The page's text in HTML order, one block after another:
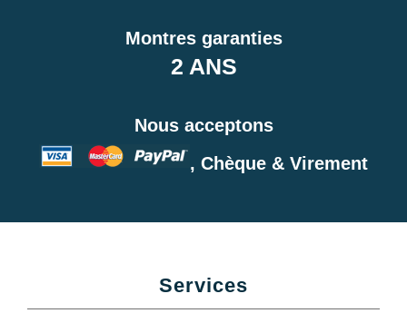
Montres garanties
2 ANS
Nous acceptons
, Chèque & Virement
Services